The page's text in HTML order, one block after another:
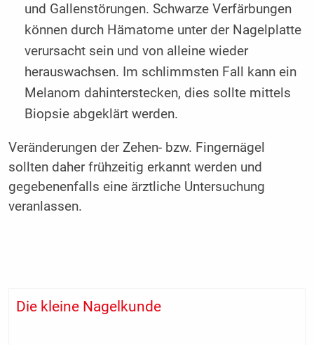
und Gallenstörungen. Schwarze Verfärbungen
können durch Hämatome unter der Nagelplatte
verursacht sein und von alleine wieder
herauswachsen. Im schlimmsten Fall kann ein
Melanom dahinterstecken, dies sollte mittels
Biopsie abgeklärt werden.
Veränderungen der Zehen- bzw. Fingernägel
sollten daher frühzeitig erkannt werden und
gegebenenfalls eine ärztliche Untersuchung
veranlassen.
Die kleine Nagelkunde